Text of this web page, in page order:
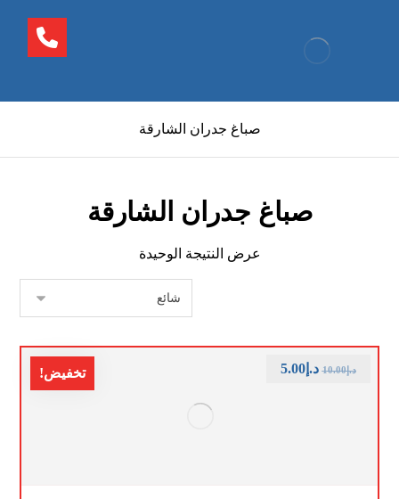
صباغ جدران الشارقة
صباغ جدران الشارقة
عرض النتيجة الوحيدة
تخفيض! د.إ10.00 د.إ5.00